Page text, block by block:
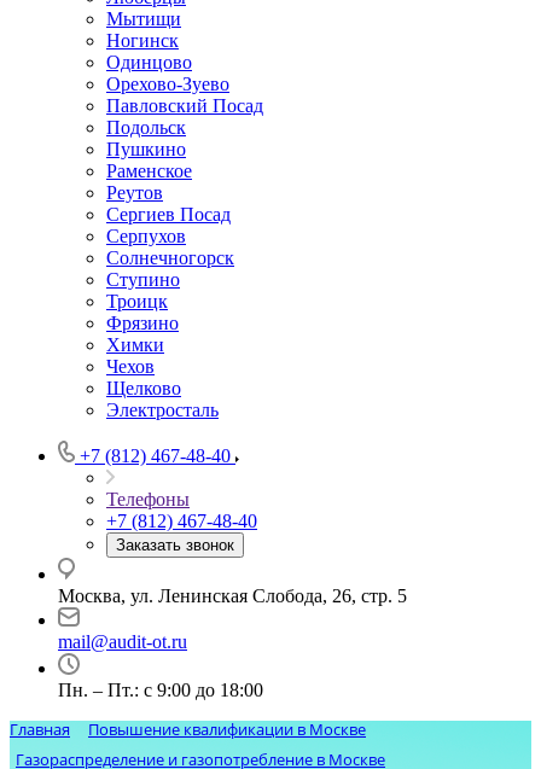
Мытищи
Ногинск
Одинцово
Орехово-Зуево
Павловский Посад
Подольск
Пушкино
Раменское
Реутов
Сергиев Посад
Серпухов
Солнечногорск
Ступино
Троицк
Фрязино
Химки
Чехов
Щелково
Электросталь
+7 (812) 467-48-40
Телефоны
+7 (812) 467-48-40
Заказать звонок
Москва, ул. Ленинская Слобода, 26, стр. 5
mail@audit-ot.ru
Пн. – Пт.: с 9:00 до 18:00
Главная
Повышение квалификации в Москве
Газораспределение и газопотребление в Москве